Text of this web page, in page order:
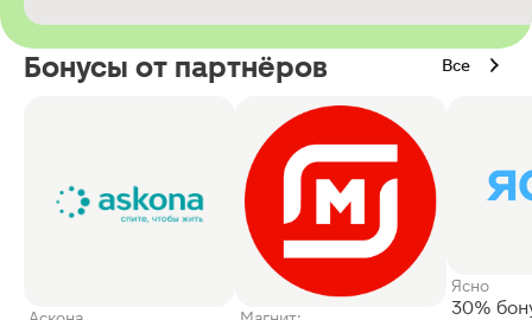
Бонусы от партнёров Все
Ясно
30%